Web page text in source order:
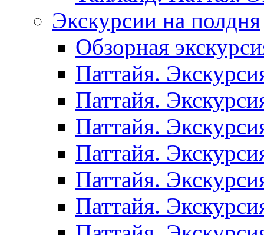
Экскурсии на полдня
Обзорная
Паттайя.
Паттайя.
Паттайя.
Паттайя.
Паттайя.
Паттайя.